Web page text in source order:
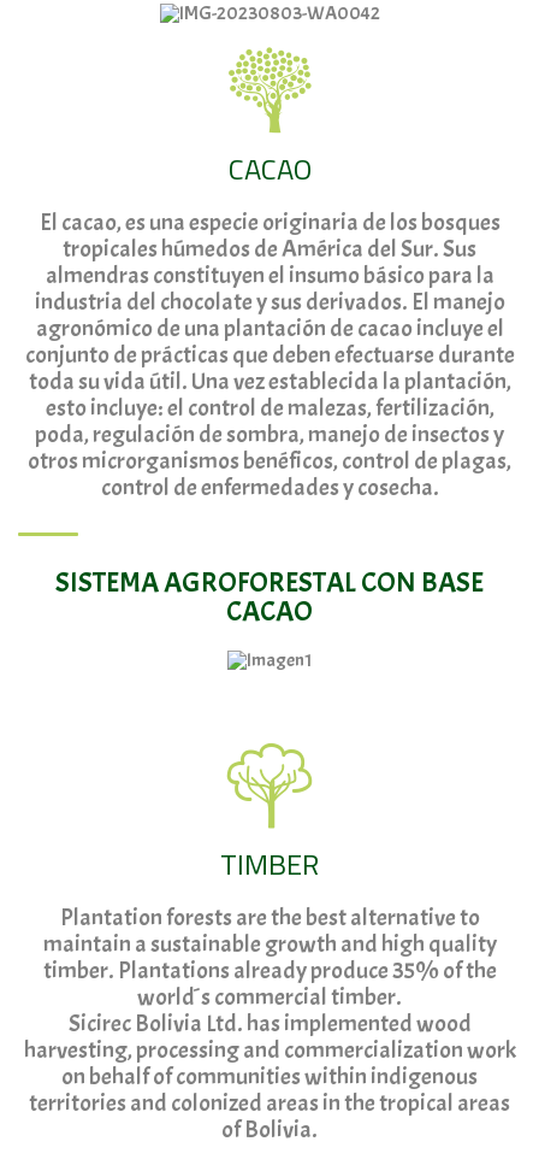
CACAO
El cacao, es una especie originaria de los bosques
tropicales húmedos de América del Sur. Sus
almendras constituyen el insumo básico para la
industria del chocolate y sus derivados. El manejo
agronómico de una plantación de cacao incluye el
conjunto de prácticas que deben efectuarse durante
toda su vida útil. Una vez establecida la plantación,
esto incluye: el control de malezas, fertilización,
poda, regulación de sombra, manejo de insectos y
otros microrganismos benéficos, control de plagas,
control de enfermedades y cosecha.
SISTEMA AGROFORESTAL CON BASE
CACAO
TIMBER
Plantation forests are the best alternative to
maintain a sustainable growth and high quality
timber. Plantations already produce 35% of the
world´s commercial timber.
Sicirec Bolivia Ltd. has implemented wood
harvesting, processing and commercialization work
on behalf of communities within indigenous
territories and colonized areas in the tropical areas
of Bolivia.